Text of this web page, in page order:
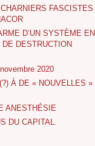
FASCISTES
D’UN SYSTÈME EN
DESTRUCTION
2020
À DE « NOUVELLES »
ANESTHÉSIE
DU CAPITAL.